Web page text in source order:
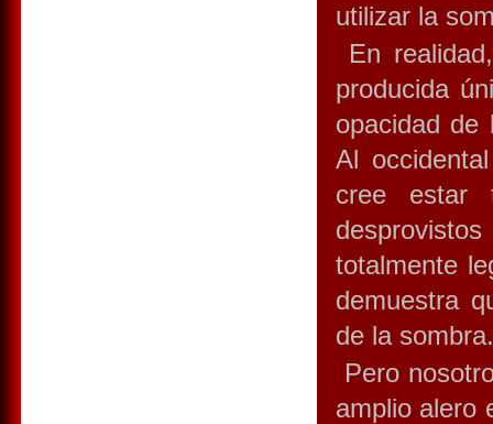
utilizar la
En
producida
opacidad de
Al
cree estar
totalmente
demuestra
de la
Pero
amplio alero